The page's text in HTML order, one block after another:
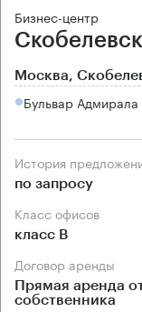
Бизнес-центр
Москва,
Бульвар
История
по запросу
Класс офисов
класс B
Договор аренды
Прямая аренда
собственника